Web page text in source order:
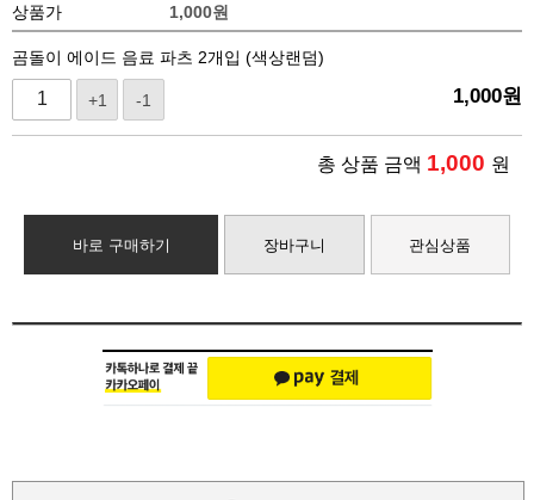
상품가
1,000원
곰돌이 에이드 음료 파츠 2개입 (색상랜덤)
+1 -1 1,000원
총 상품 금액 1,000 원
바로 구매하기 장바구니 관심상품